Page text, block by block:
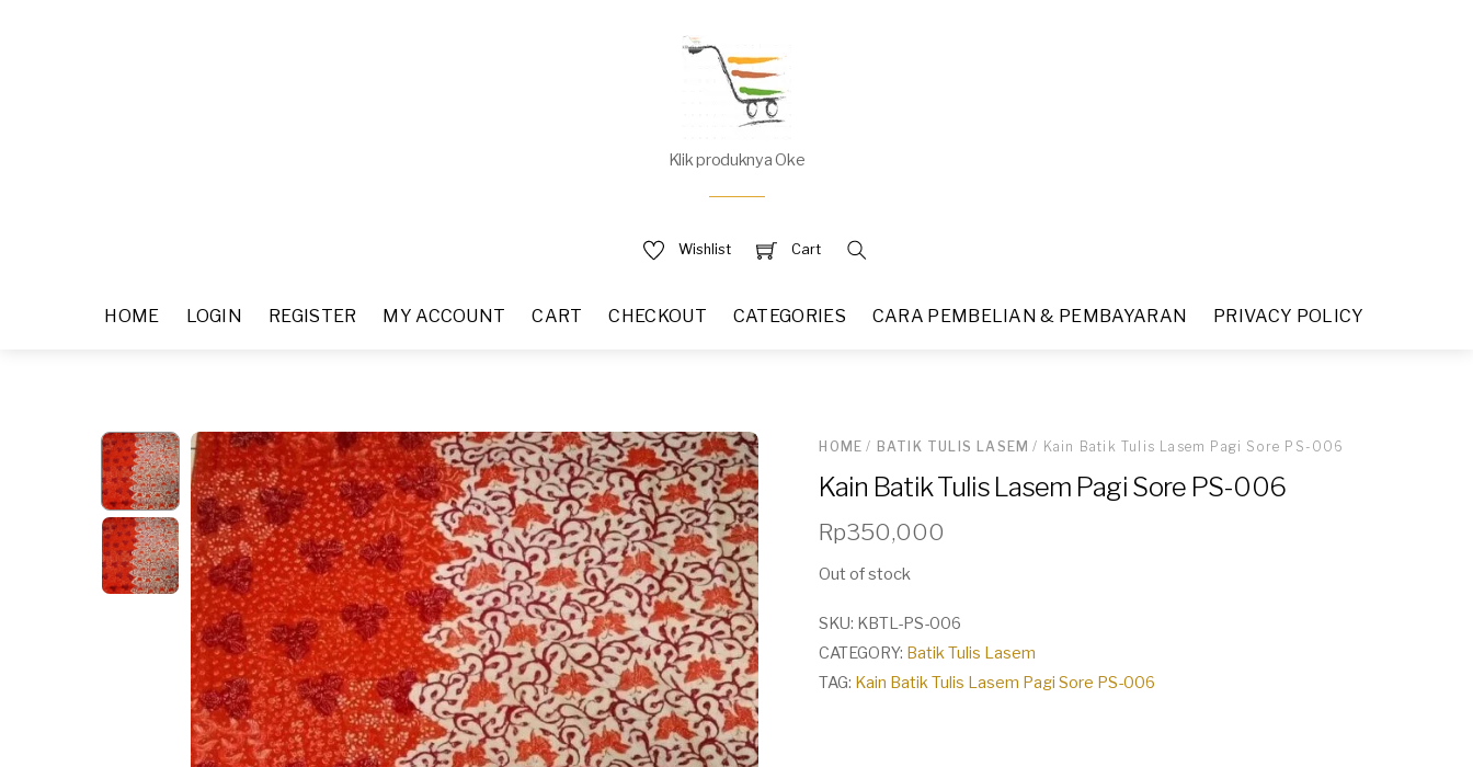
Klik produknya Oke
Wishlist Cart
HOME LOGIN REGISTER MY ACCOUNT CART CHECKOUT CATEGORIES CARA PEMBELIAN & PEMBAYARAN PRIVACY POLICY
HOME / BATIK TULIS LASEM / Kain Batik Tulis Lasem Pagi Sore PS-006
Kain Batik Tulis Lasem Pagi Sore PS-006
Rp350,000
Out of stock
SKU: KBTL-PS-006
CATEGORY: Batik Tulis Lasem
TAG: Kain Batik Tulis Lasem Pagi Sore PS-006